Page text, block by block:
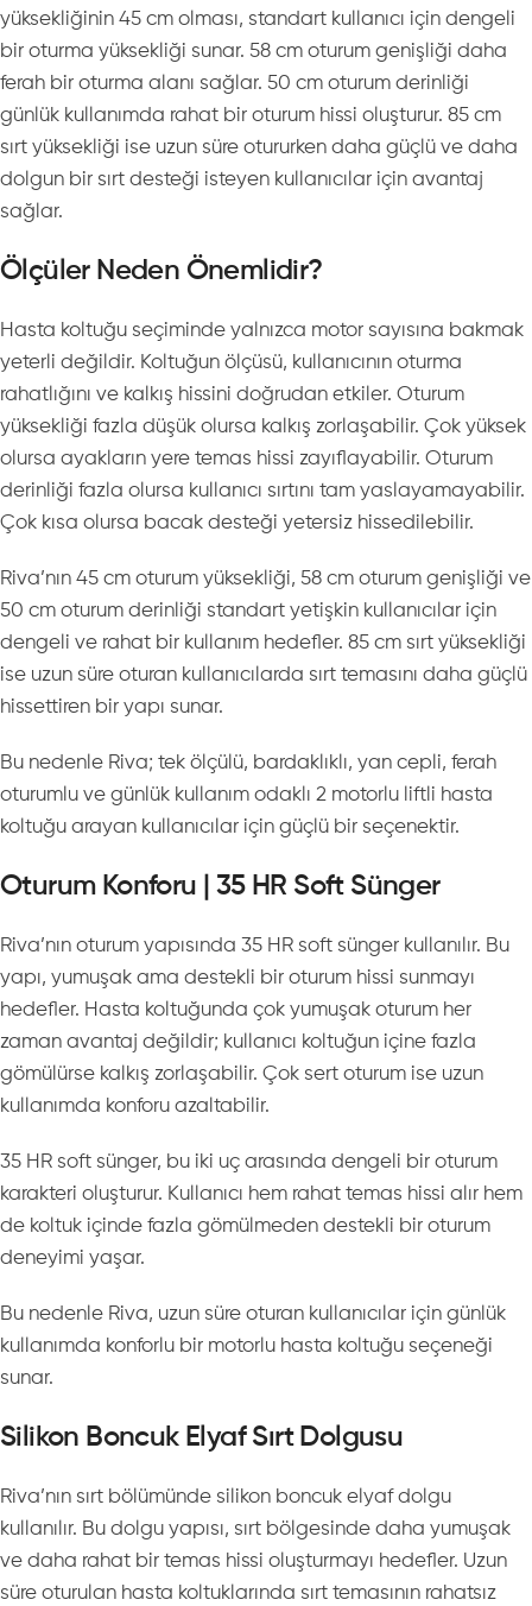
yüksekliğinin 45 cm olması, standart kullanıcı için dengeli
bir oturma yüksekliği sunar. 58 cm oturum genişliği daha
ferah bir oturma alanı sağlar. 50 cm oturum derinliği
günlük kullanımda rahat bir oturum hissi oluşturur. 85 cm
sırt yüksekliği ise uzun süre otururken daha güçlü ve daha
dolgun bir sırt desteği isteyen kullanıcılar için avantaj
sağlar.
Ölçüler Neden Önemlidir?
Hasta koltuğu seçiminde yalnızca motor sayısına bakmak
yeterli değildir. Koltuğun ölçüsü, kullanıcının oturma
rahatlığını ve kalkış hissini doğrudan etkiler. Oturum
yüksekliği fazla düşük olursa kalkış zorlaşabilir. Çok yüksek
olursa ayakların yere temas hissi zayıflayabilir. Oturum
derinliği fazla olursa kullanıcı sırtını tam yaslayamayabilir.
Çok kısa olursa bacak desteği yetersiz hissedilebilir.
Riva’nın 45 cm oturum yüksekliği, 58 cm oturum genişliği ve
50 cm oturum derinliği standart yetişkin kullanıcılar için
dengeli ve rahat bir kullanım hedefler. 85 cm sırt yüksekliği
ise uzun süre oturan kullanıcılarda sırt temasını daha güçlü
hissettiren bir yapı sunar.
Bu nedenle Riva; tek ölçülü, bardaklıklı, yan cepli, ferah
oturumlu ve günlük kullanım odaklı 2 motorlu liftli hasta
koltuğu arayan kullanıcılar için güçlü bir seçenektir.
Oturum Konforu | 35 HR Soft Sünger
Riva’nın oturum yapısında 35 HR soft sünger kullanılır. Bu
yapı, yumuşak ama destekli bir oturum hissi sunmayı
hedefler. Hasta koltuğunda çok yumuşak oturum her
zaman avantaj değildir; kullanıcı koltuğun içine fazla
gömülürse kalkış zorlaşabilir. Çok sert oturum ise uzun
kullanımda konforu azaltabilir.
35 HR soft sünger, bu iki uç arasında dengeli bir oturum
karakteri oluşturur. Kullanıcı hem rahat temas hissi alır hem
de koltuk içinde fazla gömülmeden destekli bir oturum
deneyimi yaşar.
Bu nedenle Riva, uzun süre oturan kullanıcılar için günlük
kullanımda konforlu bir motorlu hasta koltuğu seçeneği
sunar.
Silikon Boncuk Elyaf Sırt Dolgusu
Riva’nın sırt bölümünde silikon boncuk elyaf dolgu
kullanılır. Bu dolgu yapısı, sırt bölgesinde daha yumuşak
ve daha rahat bir temas hissi oluşturmayı hedefler. Uzun
süre oturulan hasta koltuklarında sırt temasının rahatsız